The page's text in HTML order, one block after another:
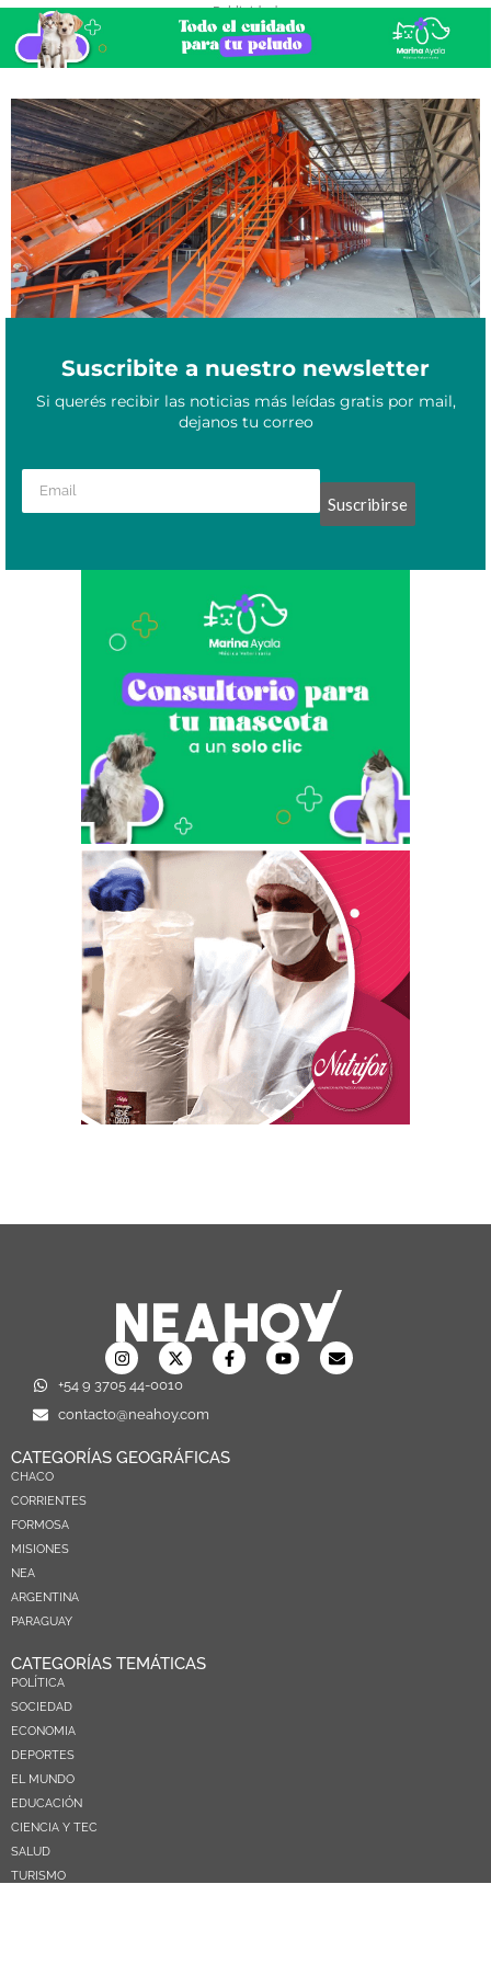
- Publicidad -
Histórico: inaugurarán el primer centro GIRSU del país en
Formosa
Noviembre 12, 2022
Suscribite a nuestro newsletter
Si querés recibir las noticias más leídas gratis por mail,
dejanos tu correo
Suscribirse
+54 9 3705 44-0010
contacto@neahoy.com
CATEGORÍAS GEOGRÁFICAS
CHACO
CORRIENTES
FORMOSA
MISIONES
NEA
ARGENTINA
PARAGUAY
CATEGORÍAS TEMÁTICAS
POLÍTICA
SOCIEDAD
ECONOMIA
DEPORTES
EL MUNDO
EDUCACIÓN
CIENCIA Y TEC
SALUD
TURISMO